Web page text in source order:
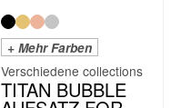
+ Mehr Farben
TITAN BUBBLE